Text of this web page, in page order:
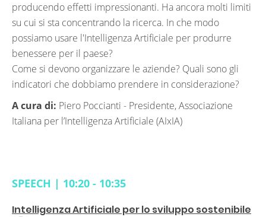
producendo effetti impressionanti. Ha ancora molti limiti
su cui si sta concentrando la ricerca. In che modo
possiamo usare l'Intelligenza Artificiale per produrre
benessere per il paese?
Come si devono organizzare le aziende? Quali sono gli
indicatori che dobbiamo prendere in considerazione?
A cura di: Piero Poccianti - Presidente, Associazione
Italiana per l’Intelligenza Artificiale (AIxIA)
SPEECH | 10:20 - 10:35
Intelligenza Artificiale per lo sviluppo sostenibile